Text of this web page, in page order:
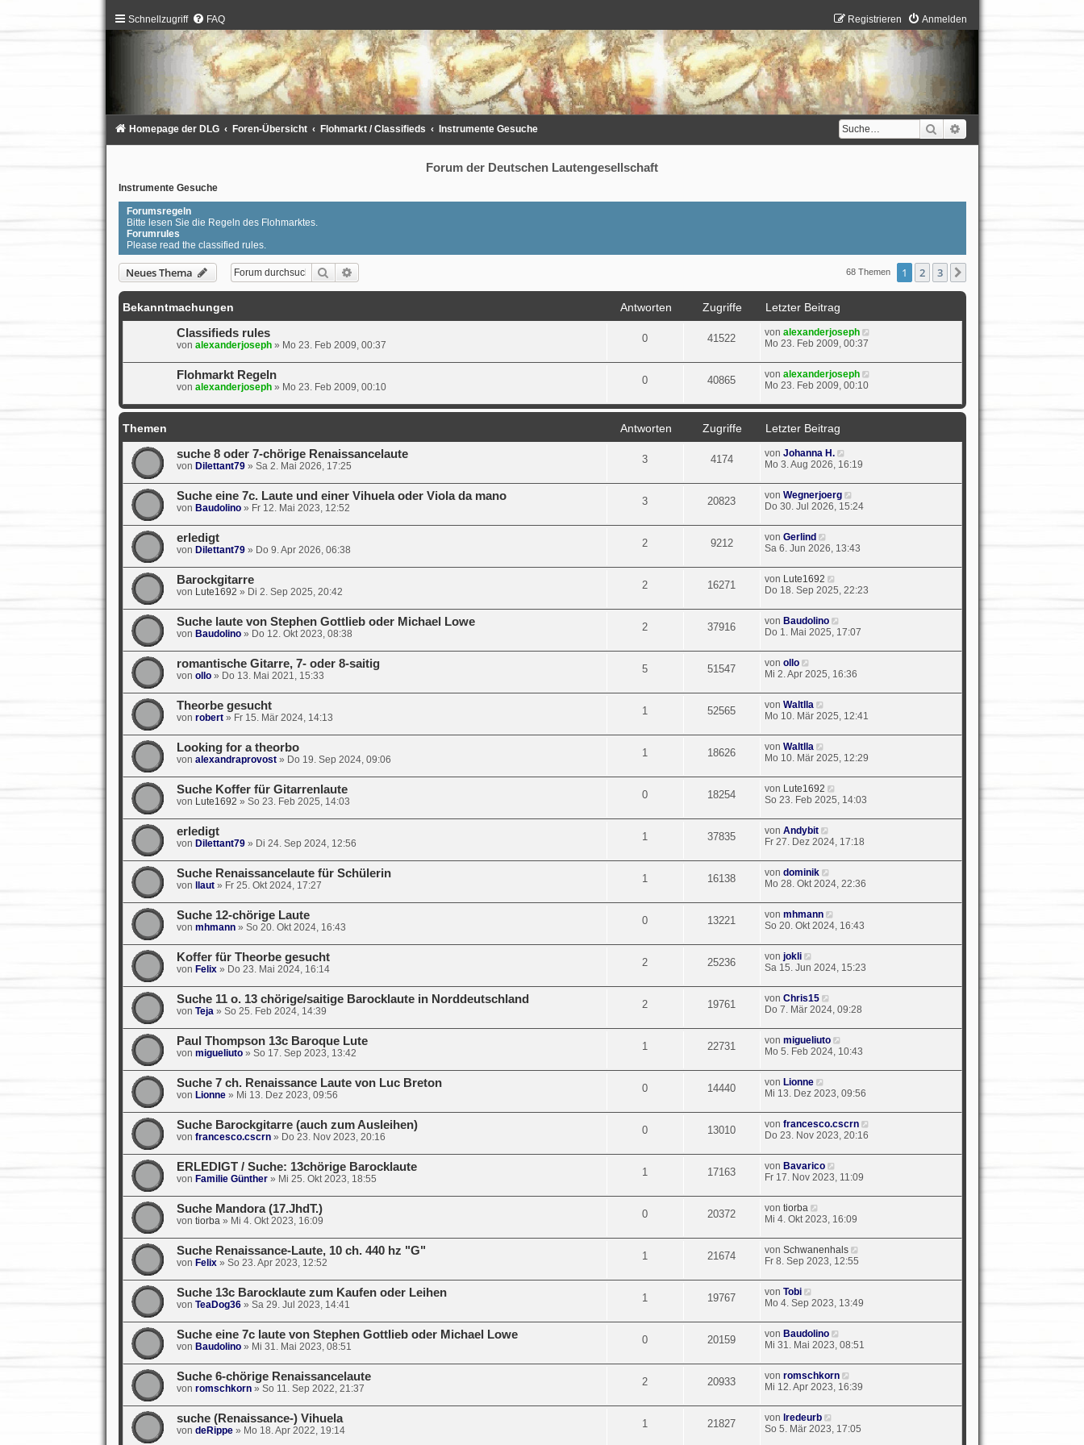
Schnellzugriff FAQ Anmelden
Registrieren
Suche
Homepage der DLG Foren-Übersicht Flohmarkt / Classifieds Instrumente Gesuche
Forum der Deutschen Lautengesellschaft
Instrumente Gesuche
Forumsregeln
Bitte lesen Sie die Regeln des Flohmarktes.
Forumrules
Please read the classified rules.
Neues Thema Suche 68 Themen 1 2 3
Bekanntmachungen Antworten Zugriffe
Letzter Beitrag
Classifieds rules
von alexanderjoseph» Mo 23. Feb 2009, 00:37
0 41522 von alexanderjoseph
Mo 23. Feb 2009, 00:37
Flohmarkt Regeln
von alexanderjoseph» Mo 23. Feb 2009, 00:10
0 40865 von alexanderjoseph
Mo 23. Feb 2009, 00:10
Themen Antworten Zugriffe
Letzter Beitrag
suche 8 oder 7-chörige Renaissancelaute
von Dilettant79» Sa 2. Mai 2026, 17:25
3 4174 von Johanna H.
Mo 3. Aug 2026, 16:19
Suche eine 7c. Laute und einer Vihuela oder Viola da mano
von Baudolino» Fr 12. Mai 2023, 12:52
3 20823 von Wegnerjoerg
Do 30. Jul 2026, 15:24
erledigt
von Dilettant79» Do 9. Apr 2026, 06:38
2 9212 von Gerlind
Sa 6. Jun 2026, 13:43
Barockgitarre
von Lute1692 » Di 2. Sep 2025, 20:42
2 16271 von Lute1692
Do 18. Sep 2025, 22:23
Suche laute von Stephen Gottlieb oder Michael Lowe
von Baudolino» Do 12. Okt 2023, 08:38
2 37916 von Baudolino
Do 1. Mai 2025, 17:07
romantische Gitarre, 7- oder 8-saitig
von ollo» Do 13. Mai 2021, 15:33
5 51547 von ollo
Mi 2. Apr 2025, 16:36
Theorbe gesucht
von robert» Fr 15. Mär 2024, 14:13
1 52565 von Waltlla
Mo 10. Mär 2025, 12:41
Looking for a theorbo
von alexandraprovost» Do 19. Sep 2024, 09:06
1 18626 von Waltlla
Mo 10. Mär 2025, 12:29
Suche Koffer für Gitarrenlaute
von Lute1692 » So 23. Feb 2025, 14:03
0 18254 von Lute1692
So 23. Feb 2025, 14:03
erledigt
von Dilettant79» Di 24. Sep 2024, 12:56
1 37835 von Andybit
Fr 27. Dez 2024, 17:18
Suche Renaissancelaute für Schülerin
von llaut» Fr 25. Okt 2024, 17:27
1 16138 von dominik
Mo 28. Okt 2024, 22:36
Suche 12-chörige Laute
von mhmann» So 20. Okt 2024, 16:43
0 13221 von mhmann
So 20. Okt 2024, 16:43
Koffer für Theorbe gesucht
von Felix» Do 23. Mai 2024, 16:14
2 25236 von jokli
Sa 15. Jun 2024, 15:23
Suche 11 o. 13 chörige/saitige Barocklaute in Norddeutschland
von Teja» So 25. Feb 2024, 14:39
2 19761 von Chris15
Do 7. Mär 2024, 09:28
Paul Thompson 13c Baroque Lute
von migueliuto» So 17. Sep 2023, 13:42
1 22731 von migueliuto
Mo 5. Feb 2024, 10:43
Suche 7 ch. Renaissance Laute von Luc Breton
von Lionne» Mi 13. Dez 2023, 09:56
0 14440 von Lionne
Mi 13. Dez 2023, 09:56
Suche Barockgitarre (auch zum Ausleihen)
von francesco.cscrn» Do 23. Nov 2023, 20:16
0 13010 von francesco.cscrn
Do 23. Nov 2023, 20:16
ERLEDIGT / Suche: 13chörige Barocklaute
von Familie Günther» Mi 25. Okt 2023, 18:55
1 17163 von Bavarico
Fr 17. Nov 2023, 11:09
Suche Mandora (17.JhdT.)
von tiorba» Mi 4. Okt 2023, 16:09
0 20372 von tiorba
Mi 4. Okt 2023, 16:09
Suche Renaissance-Laute, 10 ch. 440 hz "G"
von Felix» So 23. Apr 2023, 12:52
1 21674 von Schwanenhals
Fr 8. Sep 2023, 12:55
Suche 13c Barocklaute zum Kaufen oder Leihen
von TeaDog36» Sa 29. Jul 2023, 14:41
1 19767 von Tobi
Mo 4. Sep 2023, 13:49
Suche eine 7c laute von Stephen Gottlieb oder Michael Lowe
von Baudolino» Mi 31. Mai 2023, 08:51
0 20159 von Baudolino
Mi 31. Mai 2023, 08:51
Suche 6-chörige Renaissancelaute
von romschkorn» So 11. Sep 2022, 21:37
2 20933 von romschkorn
Mi 12. Apr 2023, 16:39
suche (Renaissance-) Vihuela
von deRippe» Mo 18. Apr 2022, 19:14
1 21827 von lredeurb
So 5. Mär 2023, 17:05